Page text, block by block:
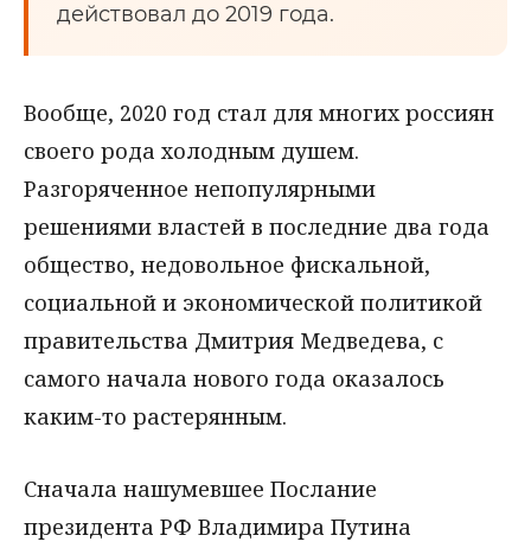
действовал до 2019 года.
Вообще, 2020 год стал для многих россиян
своего рода холодным душем.
Разгоряченное непопулярными
решениями властей в последние два года
общество, недовольное фискальной,
социальной и экономической политикой
правительства Дмитрия Медведева, с
самого начала нового года оказалось
каким-то растерянным.
Сначала нашумевшее Послание
президента РФ Владимира Путина